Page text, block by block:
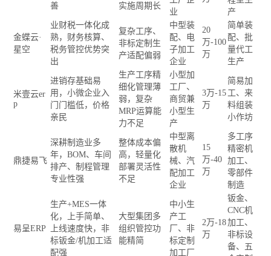
善
实施周期长
业
产
金蝶云·
星空
业财税一体化成
熟，财务核算、
税务管控优势突
出
复杂工序、
非标定制生
产适配偏弱
中型装
配、电
子加工
企业
20
万-100
万
简单装
配、批
量代工
生产
米壹云er
p
进销存基础易
用，小微企业入
门门槛低，价格
亲民
生产工序精
细化管理薄
弱，复杂
MRP运算能
力不足
小型加
工厂、
商贸兼
小型生
产
3万-15
万
简易加
工、来
料组装
小作坊
鼎捷易飞
深耕制造业多
年，BOM、车间
排产、制程管理
专业性强
整体成本偏
高，轻量化
部署灵活性
不足
中型离
散机
械、汽
配加工
企业
15
万-40
万
多工序
精密机
加工、
零部件
制造
易呈ERP
生产+MES一体
化，上手简单、
上线速度快，非
标钣金/机加工适
配强
大型集团多
组织管控功
能精简
中小生
产工
厂、非
标定制
加工厂
2万-18
万
钣金、
CNC机
加工、
非标设
备、五